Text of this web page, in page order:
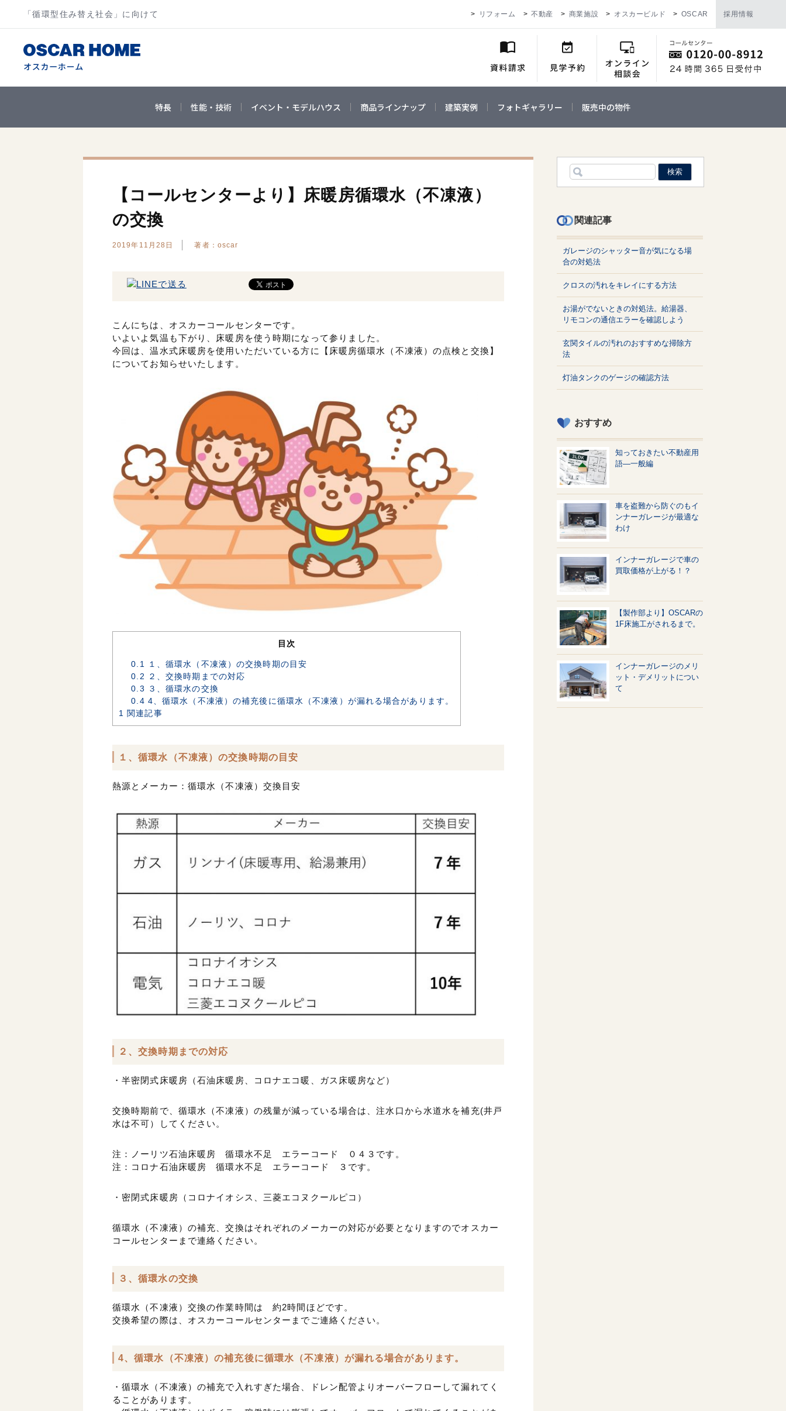
「循環型住み替え社会」に向けて リフォーム 不動産 商業施設 オスカービルド OSCAR 採用情報
特長 性能・技術 イベント・モデルハウス 商品ラインナップ 建築実例 フォトギャラリー 販売中の物件
【コールセンターより】床暖房循環水（不凍液）
の交換
2019年11月28日 著者：oscar
こんにちは、オスカーコールセンターです。
いよいよ気温も下がり、床暖房を使う時期になって参りました。
今回は、温水式床暖房を使用いただいている方に【床暖房循環水（不凍液）の点検と交換】
についてお知らせいたします。
目次
0.1
１、循環水（不凍液）の交換時期の目安
0.2
２、交換時期までの対応
0.3
３、循環水の交換
0.4 4、循環水（不凍液）の補充後に循環水（不凍液）が漏れる場合があります。
1
関連記事
１、循環水（不凍液）の交換時期の目安
熱源とメーカー：循環水（不凍液）交換目安
２、交換時期までの対応
・半密閉式床暖房（石油床暖房、コロナエコ暖、ガス床暖房など）
交換時期前で、循環水（不凍液）の残量が減っている場合は、注水口から水道水を補充(井戸
水は不可）してください。
注：ノーリツ石油床暖房 循環水不足 エラーコード ０４３です。
注：コロナ石油床暖房 循環水不足 エラーコード ３です。
・密閉式床暖房（コロナイオシス、三菱エコヌクールピコ）
循環水（不凍液）の補充、交換はそれぞれのメーカーの対応が必要となりますのでオスカー
コールセンターまで連絡ください。
３、循環水の交換
循環水（不凍液）交換の作業時間は 約2時間ほどです。
交換希望の際は、オスカーコールセンターまでご連絡ください。
4、循環水（不凍液）の補充後に循環水（不凍液）が漏れる場合があります。
・循環水（不凍液）の補充で入れすぎた場合、ドレン配管よりオーバーフローして漏れてく
ることがあります。
関連記事
ガレージのシャッター音が気になる場
合の対処法
クロスの汚れをキレイにする方法
お湯がでないときの対処法。給湯器、
リモコンの通信エラーを確認しよう
玄関タイルの汚れのおすすめな掃除方
法
灯油タンクのゲージの確認方法
おすすめ
知っておきたい不動産用
語—一般編
車を盗難から防ぐのもイ
ンナーガレージが最適な
わけ
インナーガレージで車の
買取価格が上がる！？
【製作部より】OSCARの
1F床施工がされるまで。
インナーガレージのメリ
ット・デメリットについ
て